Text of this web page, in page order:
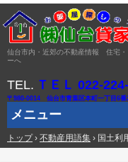
仙台市内・近郊の不動産情報 住宅・
ーへ
TEL. ＴＥＬ 022-
〒980-0014 仙台市青葉区本町一丁目6番
メニュー
コ
ン
トップ › 不動産用語集 › 国土利